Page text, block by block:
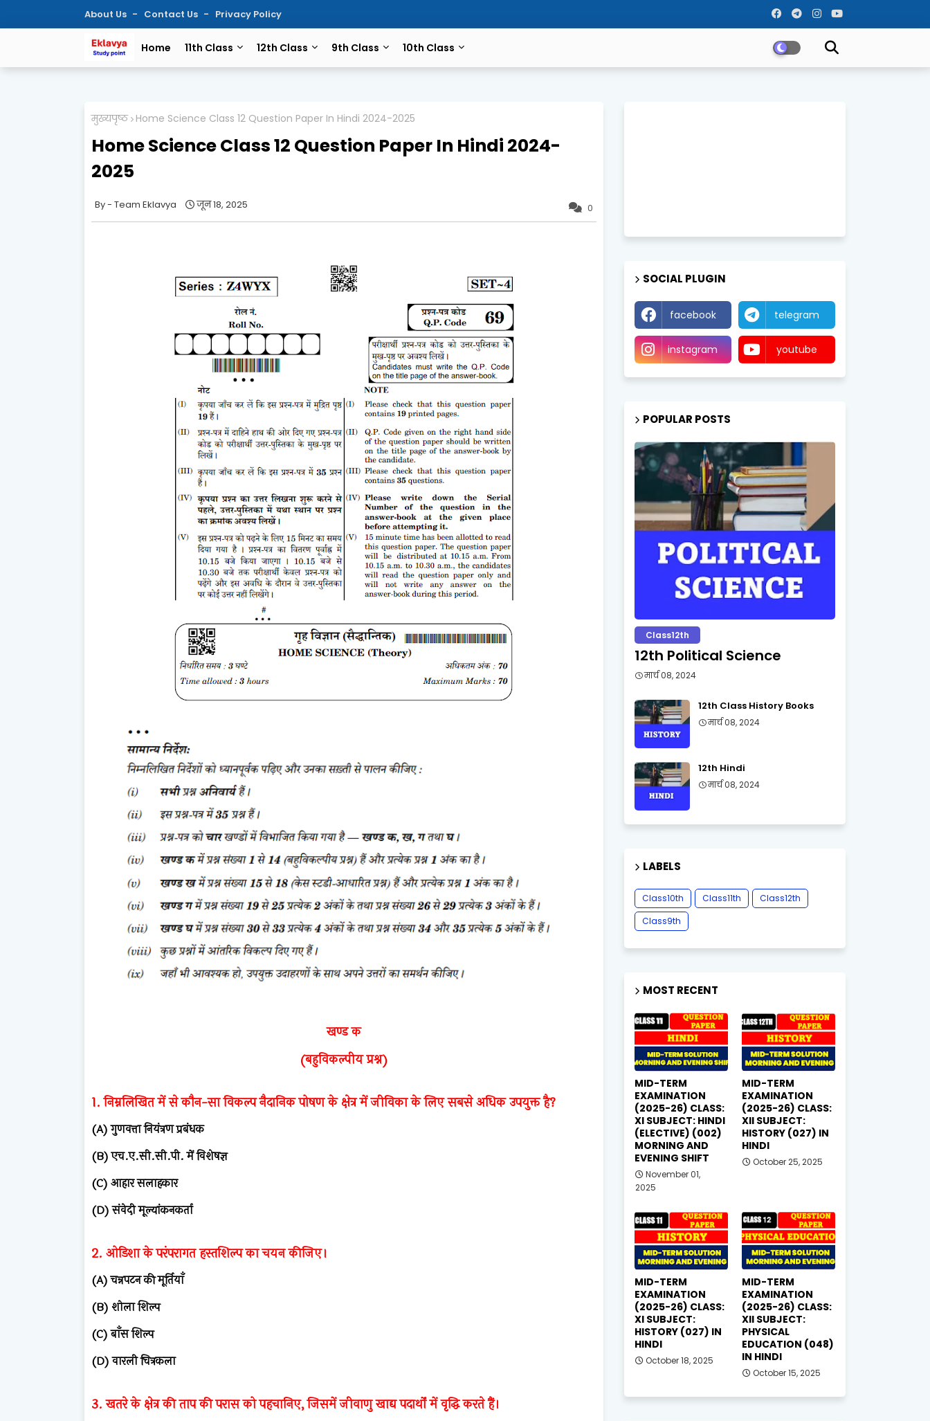
About Us Contact Us Privacy Policy
Home 11th Class 12th Class 9th Class 10th Class
मुख्यपृष्ठ Home Science Class 12 Question Paper In Hindi 2024-2025
Home Science Class 12 Question Paper In Hindi 2024-
2025
0
Team Eklavya जून 18, 2025
खण्ड क
(बहुविकल्पीय प्रश्न)
1. निम्नलिखित में से कौन-सा विकल्प नैदानिक पोषण के क्षेत्र में जीविका के लिए सबसे अधिक उपयुक्त है?
(A) गुणवत्ता नियंत्रण प्रबंधक
(B) एच.ए.सी.सी.पी. में विशेषज्ञ
(C) आहार सलाहकार
(D) संवेदी मूल्यांकनकर्ता
2. ओडिशा के परंपरागत हस्तशिल्प का चयन कीजिए।
(A) चन्नपटन की मूर्तियाँ
(B) शोला शिल्प
(C) बाँस शिल्प
(D) वारली चित्रकला
3. खतरे के क्षेत्र की ताप की परास को पहचानिए, जिसमें जीवाणु खाद्य पदार्थों में वृद्धि करते हैं।
SOCIAL PLUGIN
facebook telegram
instagram youtube
POPULAR POSTS
Class12th
12th Political Science
मार्च 08, 2024
12th Class History Books
मार्च 08, 2024
12th Hindi
मार्च 08, 2024
LABELS
Class10th Class11th
Class12th
Class9th
MOST RECENT
MID-TERM
EXAMINATION
(2025-26) CLASS:
XI SUBJECT: HINDI
(ELECTIVE) (002)
MORNING AND
EVENING SHIFT
November 01,
2025
MID-TERM
EXAMINATION
(2025-26) CLASS:
XII SUBJECT:
HISTORY (027) IN
HINDI
October 25, 2025
MID-TERM
EXAMINATION
(2025-26) CLASS:
XI SUBJECT:
HISTORY (027) IN
HINDI
October 18, 2025
MID-TERM
EXAMINATION
(2025-26) CLASS:
XII SUBJECT:
PHYSICAL
EDUCATION (048)
IN HINDI
October 15, 2025